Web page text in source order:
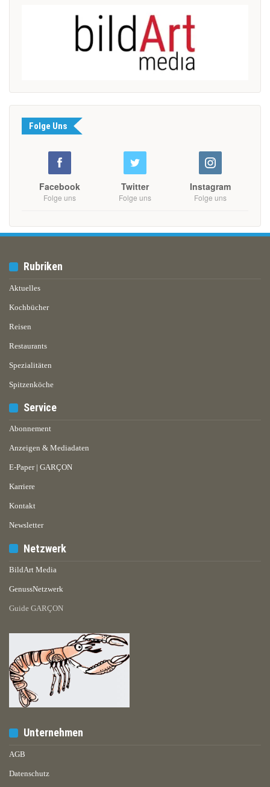
Folge Uns
Facebook
Folge uns
Twitter
Folge uns
Instagram
Folge uns
Rubriken
Aktuelles
Kochbücher
Reisen
Restaurants
Spezialitäten
Spitzenköche
Service
Abonnement
Anzeigen & Mediadaten
E-Paper | GARÇON
Karriere
Kontakt
Newsletter
Netzwerk
BildArt Media
GenussNetzwerk
Guide GARÇON
Unternehmen
AGB
Datenschutz